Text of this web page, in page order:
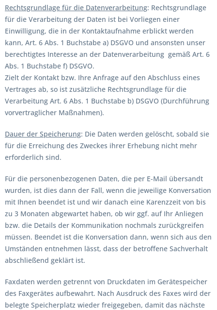
Rechtsgrundlage für die Datenverarbeitung: Rechtsgrundlage
für die Verarbeitung der Daten ist bei Vorliegen einer
Einwilligung, die in der Kontaktaufnahme erblickt werden
kann, Art. 6 Abs. 1 Buchstabe a) DSGVO und ansonsten unser
berechtigtes Interesse an der Datenverarbeitung gemäß Art. 6
Abs. 1 Buchstabe f) DSGVO.
Zielt der Kontakt bzw. Ihre Anfrage auf den Abschluss eines
Vertrages ab, so ist zusätzliche Rechtsgrundlage für die
Verarbeitung Art. 6 Abs. 1 Buchstabe b) DSGVO (Durchführung
vorvertraglicher Maßnahmen).
Dauer der Speicherung: Die Daten werden gelöscht, sobald sie
für die Erreichung des Zweckes ihrer Erhebung nicht mehr
erforderlich sind.
Für die personenbezogenen Daten, die per E-Mail übersandt
wurden, ist dies dann der Fall, wenn die jeweilige Konversation
mit Ihnen beendet ist und wir danach eine Karenzzeit von bis
zu 3 Monaten abgewartet haben, ob wir ggf. auf Ihr Anliegen
bzw. die Details der Kommunikation nochmals zurückgreifen
müssen. Beendet ist die Konversation dann, wenn sich aus den
Umständen entnehmen lässt, dass der betroffene Sachverhalt
abschließend geklärt ist.
Faxdaten werden getrennt von Druckdaten im Gerätespeicher
des Faxgerätes aufbewahrt. Nach Ausdruck des Faxes wird der
belegte Speicherplatz wieder freigegeben, damit das nächste